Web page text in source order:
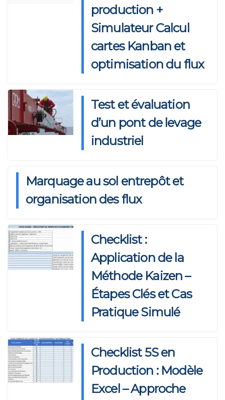
production +
Simulateur Calcul
cartes Kanban et
optimisation du flux
Test et évaluation
d’un pont de levage
industriel
Marquage au sol entrepôt et
organisation des flux
Checklist :
Application de la
Méthode Kaizen –
Étapes Clés et Cas
Pratique Simulé
Checklist 5S en
Production : Modèle
Excel – Approche